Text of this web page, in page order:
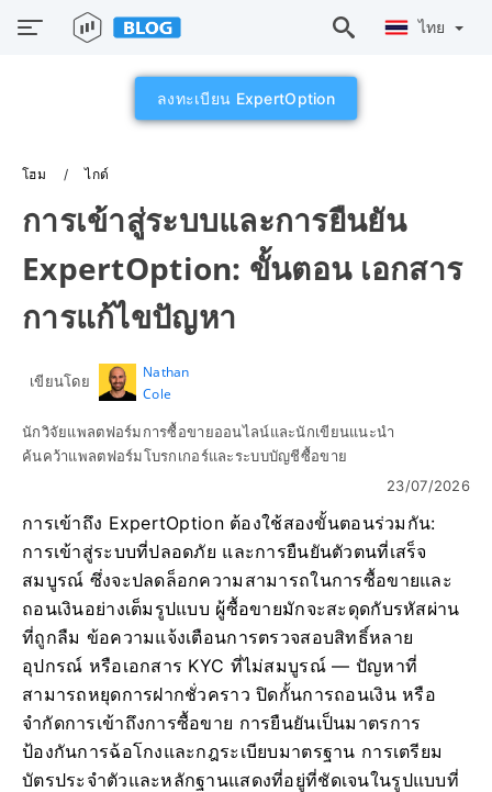
ไทย
ลงทะเบียน ExpertOption
โฮม ไกด์
การเข้าสู่ระบบและการยืนยัน
ExpertOption: ขั้นตอน เอกสาร
การแก้ไขปัญหา
เขียนโดย
Nathan
Cole
นักวิจัยแพลตฟอร์มการซื้อขายออนไลน์และนักเขียนแนะนำ
ค้นคว้าแพลตฟอร์มโบรกเกอร์และระบบบัญชีซื้อขาย
23/07/2026
การเข้าถึง ExpertOption ต้องใช้สองขั้นตอนร่วมกัน:
การเข้าสู่ระบบที่ปลอดภัย และการยืนยันตัวตนที่เสร็จ
สมบูรณ์ ซึ่งจะปลดล็อกความสามารถในการซื้อขายและ
ถอนเงินอย่างเต็มรูปแบบ ผู้ซื้อขายมักจะสะดุดกับรหัสผ่าน
ที่ถูกลืม ข้อความแจ้งเตือนการตรวจสอบสิทธิ์หลาย
อุปกรณ์ หรือเอกสาร KYC ที่ไม่สมบูรณ์ — ปัญหาที่
สามารถหยุดการฝากชั่วคราว ปิดกั้นการถอนเงิน หรือ
จำกัดการเข้าถึงการซื้อขาย การยืนยันเป็นมาตรการ
ป้องกันการฉ้อโกงและกฎระเบียบมาตรฐาน การเตรียม
บัตรประจำตัวและหลักฐานแสดงที่อยู่ที่ชัดเจนในรูปแบบที่